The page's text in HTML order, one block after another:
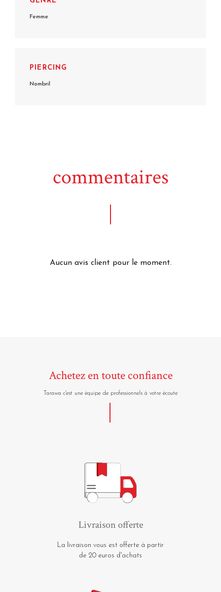
Femme
PIERCING
Nombril
commentaires
Aucun avis client pour le moment.
Achetez en toute confiance
Tarawa c'est une équipe de professionnels à votre écoute
Livraison offerte
La livraison vous est offerte à partir
de 20 euros d'achats